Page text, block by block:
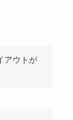
アウトが